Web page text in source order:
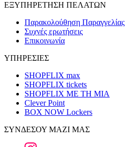
ΕΞΥΠΗΡΕΤΗΣΗ ΠΕΛΑΤΩΝ
Παρακολούθηση Παραγγελίας
Συχνές ερωτήσεις
Επικοινωνία
ΥΠΗΡΕΣΙΕΣ
SHOPFLIX max
SHOPFLIX tickets
SHOPFLIX ΜΕ ΤΗ ΜΙΑ
Clever Point
BOX NOW Lockers
ΣΥΝΔΕΣΟΥ ΜΑΖΙ ΜΑΣ